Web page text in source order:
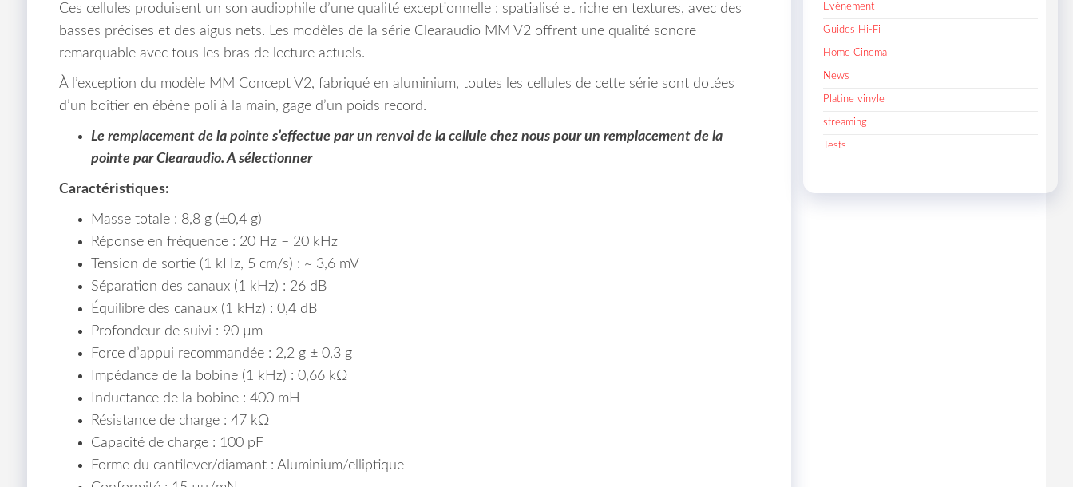
Ces cellules produisent un son audiophile d’une qualité exceptionnelle : spatialisé et riche en textures, avec des
basses précises et des aigus nets. Les modèles de la série Clearaudio MM V2 offrent une qualité sonore
remarquable avec tous les bras de lecture actuels.
À l’exception du modèle MM Concept V2, fabriqué en aluminium, toutes les cellules de cette série sont dotées
d’un boîtier en ébène poli à la main, gage d’un poids record.
Le remplacement de la pointe s’effectue par un renvoi de la cellule chez nous pour un remplacement de la
pointe par Clearaudio. A sélectionner
Caractéristiques:
Masse totale : 8,8 g (±0,4 g)
Réponse en fréquence : 20 Hz – 20 kHz
Tension de sortie (1 kHz, 5 cm/s) : ~ 3,6 mV
Séparation des canaux (1 kHz) : 26 dB
Équilibre des canaux (1 kHz) : 0,4 dB
Profondeur de suivi : 90 µm
Force d’appui recommandée : 2,2 g ± 0,3 g
Impédance de la bobine (1 kHz) : 0,66 kΩ
Inductance de la bobine : 400 mH
Résistance de charge : 47 kΩ
Capacité de charge : 100 pF
Forme du cantilever/diamant : Aluminium/elliptique
Evènement
Guides Hi-Fi
Home Cinema
News
Platine vinyle
streaming
Tests